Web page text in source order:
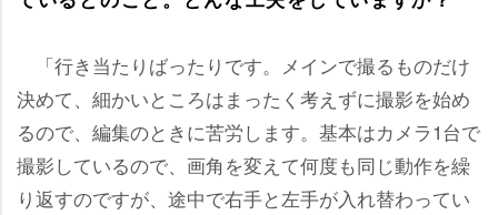
「行き当たりばったりです。メインで撮るものだけ
決めて、細かいところはまったく考えずに撮影を始め
るので、編集のときに苦労します。基本はカメラ1台で
撮影しているので、画角を変えて何度も同じ動作を繰
り返すのですが、途中で右手と左手が入れ替わってい